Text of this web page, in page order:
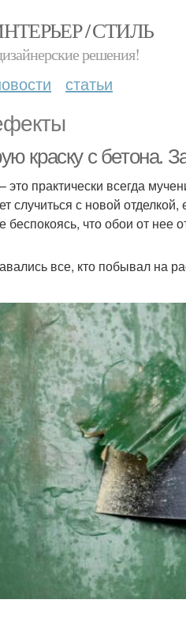
/ СТИЛЬ
решения!
статьи
краску с бетона.
это практически всегда
случиться с новой
беспокоясь, что обои от нее
все, кто побывал на